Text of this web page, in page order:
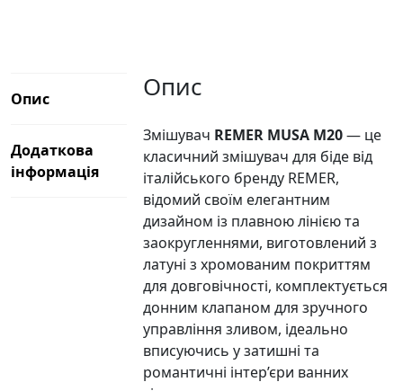
Опис
Додаткова
інформація
Опис
Змішувач REMER MUSA M20— це
класичний змішувач для біде від
італійського бренду REMER,
відомий своїм елегантним
дизайном із плавною лінією та
заокругленнями, виготовлений з
латуні з хромованим покриттям
для довговічності, комплектується
донним клапаном для зручного
управління зливом, ідеально
вписуючись у затишні та
романтичні інтер’єри ванних